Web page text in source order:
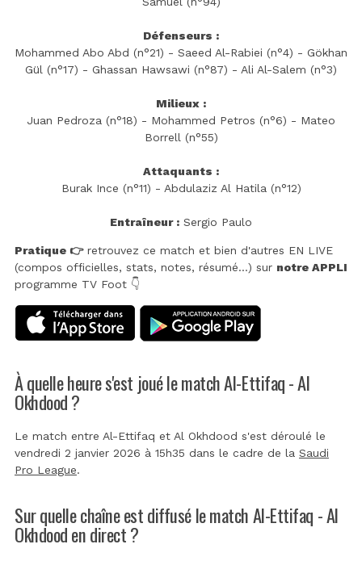
Défenseurs :
Mohammed Abo Abd (n°21) - Saeed Al-Rabiei (n°4) - Gökhan
Gül (n°17) - Ghassan Hawsawi (n°87) - Ali Al-Salem (n°3)
Milieux :
Juan Pedroza (n°18) - Mohammed Petros (n°6) - Mateo
Borrell (n°55)
Attaquants :
Burak Ince (n°11) - Abdulaziz Al Hatila (n°12)
Entraîneur : Sergio Paulo
Pratique 👉retrouvez ce match et bien d'autres EN LIVE
(compos officielles, stats, notes, résumé...) sur notre APPLI
programme TV Foot 👇
À quelle heure s'est joué le match Al-Ettifaq - Al
Okhdood ?
Le match entre Al-Ettifaq et Al Okhdood s'est déroulé le
vendredi 2 janvier 2026 à 15h35 dans le cadre de la Saudi
Pro League.
Sur quelle chaîne est diffusé le match Al-Ettifaq - Al
Okhdood en direct ?